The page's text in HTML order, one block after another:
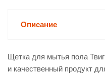
Описание
Щетка для мытья пола
и качественный продукт